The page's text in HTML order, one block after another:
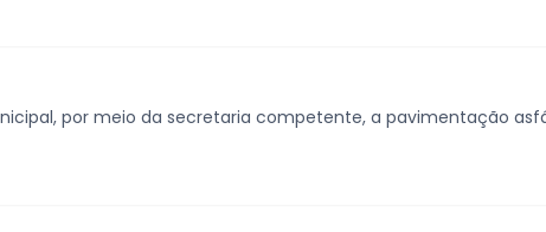
por meio da secretaria competente, a pavimentação